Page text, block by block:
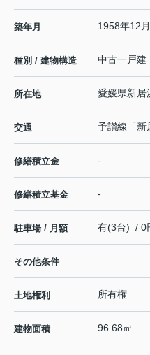
築年月 1958年12
種別 / 建物構造 中古一戸
所在地 愛媛県新居
交通 予讃線 「新
修繕積立金 -
修繕積立基金 -
駐車場 / 月額 有(3台) / 0
その他条件
土地権利 所有権
建物面積 96.68㎡